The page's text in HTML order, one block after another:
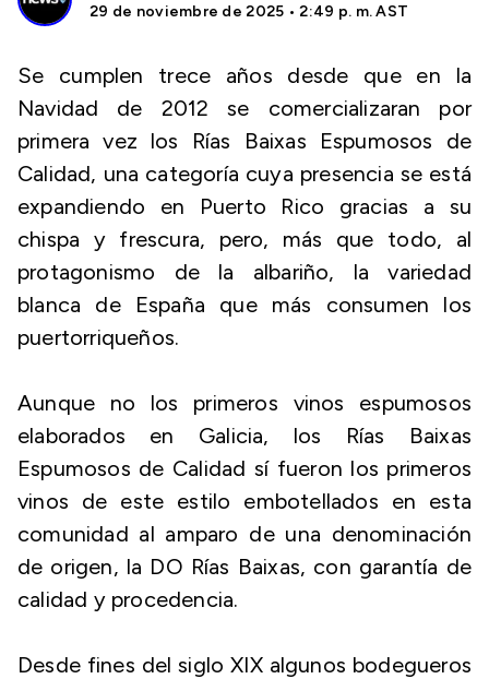
29 de noviembre de 2025 • 2:49 p. m. AST
Se cumplen trece años desde que en la
Navidad de 2012 se comercializaran por
primera vez los Rías Baixas Espumosos de
Calidad, una categoría cuya presencia se está
expandiendo en Puerto Rico gracias a su
chispa y frescura, pero, más que todo, al
protagonismo de la albariño, la variedad
blanca de España que más consumen los
puertorriqueños.
Aunque no los primeros vinos espumosos
elaborados en Galicia, los Rías Baixas
Espumosos de Calidad sí fueron los primeros
vinos de este estilo embotellados en esta
comunidad al amparo de una denominación
de origen, la DO Rías Baixas, con garantía de
calidad y procedencia.
Desde fines del siglo XIX algunos bodegueros